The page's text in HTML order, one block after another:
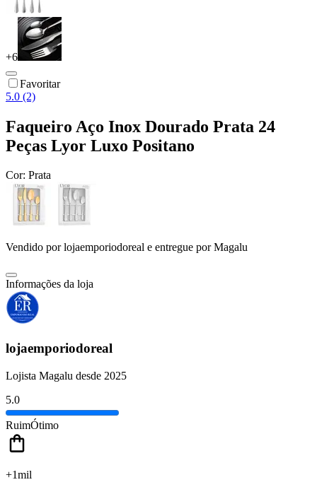
+6
Favoritar
5.0 (2)
Faqueiro Aço Inox Dourado Prata 24
Peças Lyor Luxo Positano
Cor: Prata
Vendido porlojaemporiodoreal e entregue por Magalu
Informações da loja
lojaemporiodoreal
Lojista Magalu desde 2025
5.0
RuimÓtimo
+1mil